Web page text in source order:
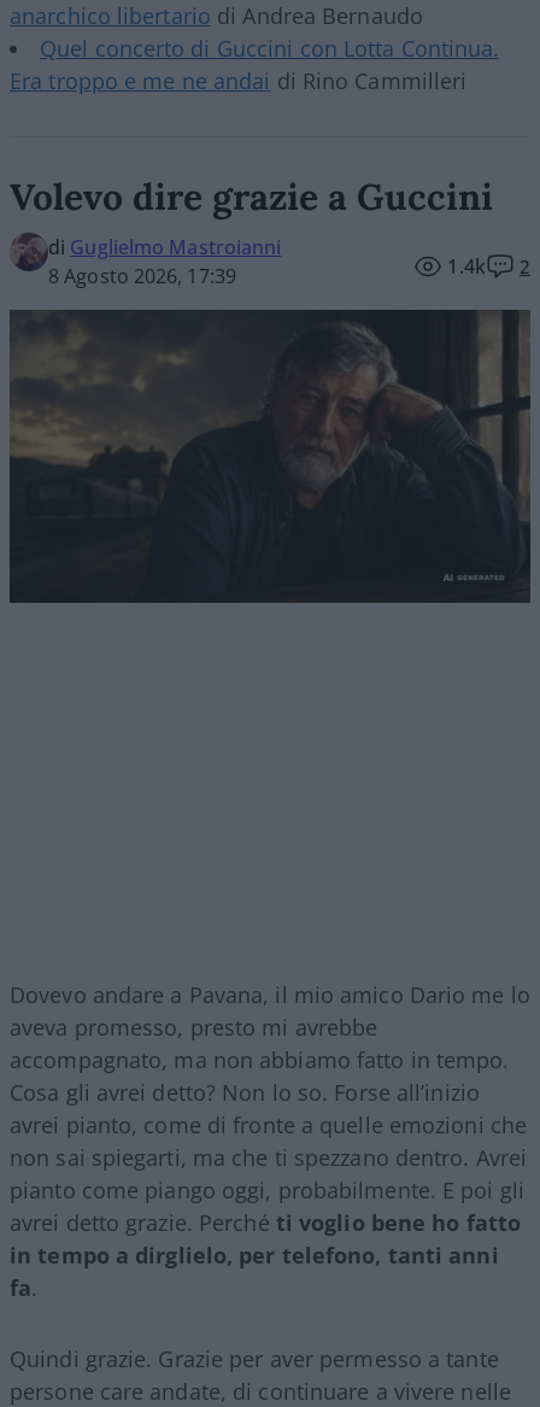
anarchico libertario di Andrea Bernaudo
Quel concerto di Guccini con Lotta Continua.
Era troppo e me ne andai di Rino Cammilleri
Volevo dire grazie a Guccini
di Guglielmo Mastroianni
8 Agosto 2026, 17:39
1.4k 2
Dovevo andare a Pavana, il mio amico Dario me lo
aveva promesso, presto mi avrebbe
accompagnato, ma non abbiamo fatto in tempo.
Cosa gli avrei detto? Non lo so. Forse all’inizio
avrei pianto, come di fronte a quelle emozioni che
non sai spiegarti, ma che ti spezzano dentro. Avrei
pianto come piango oggi, probabilmente. E poi gli
avrei detto grazie. Perché ti voglio bene ho fatto
in tempo a dirglielo, per telefono, tanti anni
fa.
Quindi grazie. Grazie per aver permesso a tante
persone care andate, di continuare a vivere nelle